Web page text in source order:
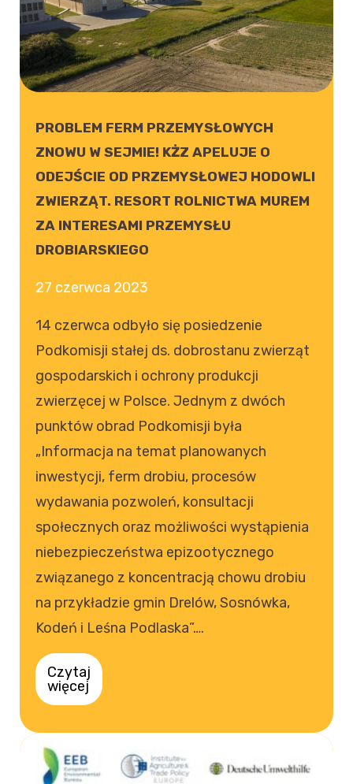
PROBLEM FERM PRZEMYSŁOWYCH
ZNOWU W SEJMIE! KŻZ APELUJE O
ODEJŚCIE OD PRZEMYSŁOWEJ HODOWLI
ZWIERZĄT. RESORT ROLNICTWA MUREM
ZA INTERESAMI PRZEMYSŁU
DROBIARSKIEGO
27 czerwca 2023
14 czerwca odbyło się posiedzenie
Podkomisji stałej ds. dobrostanu zwierząt
gospodarskich i ochrony produkcji
zwierzęcej w Polsce. Jednym z dwóch
punktów obrad Podkomisji była
„Informacja na temat planowanych
inwestycji, ferm drobiu, procesów
wydawania pozwoleń, konsultacji
społecznych oraz możliwości wystąpienia
niebezpieczeństwa epizootycznego
związanego z koncentracją chowu drobiu
na przykładzie gmin Drelów, Sosnówka,
Kodeń i Leśna Podlaska”….
Czytaj
więcej